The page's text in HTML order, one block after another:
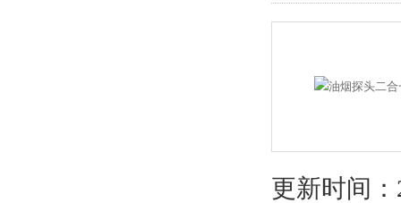
更新时间：